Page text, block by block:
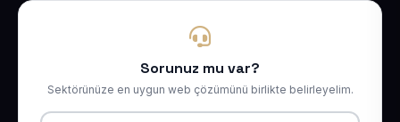
Sorunuz mu var?
Sektörünüze en uygun web çözümünü birlikte belirleyelim.